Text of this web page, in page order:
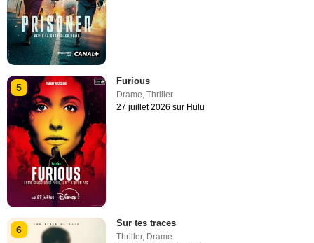
5
Furious
Drame,Thriller
27 juillet 2026 sur Hulu
6
Sur tes traces
Thriller, Drame